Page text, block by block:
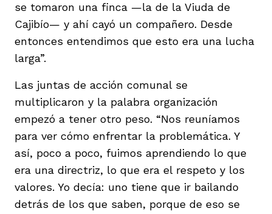
se tomaron una finca —la de la Viuda de
Cajibío— y ahí cayó un compañero. Desde
entonces entendimos que esto era una lucha
larga”.
Las juntas de acción comunal se
multiplicaron y la palabra organización
empezó a tener otro peso. “Nos reuníamos
para ver cómo enfrentar la problemática. Y
así, poco a poco, fuimos aprendiendo lo que
era una directriz, lo que era el respeto y los
valores. Yo decía: uno tiene que ir bailando
detrás de los que saben, porque de eso se